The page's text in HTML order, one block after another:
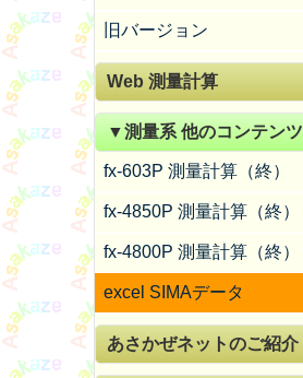
旧バージョン
Web 測量計算
▼測量系 他のコンテンツ
fx-603P 測量計算（終）
fx-4850P 測量計算（終）
fx-4800P 測量計算（終）
excel SIMAデータ
あさかぜネットのご紹介